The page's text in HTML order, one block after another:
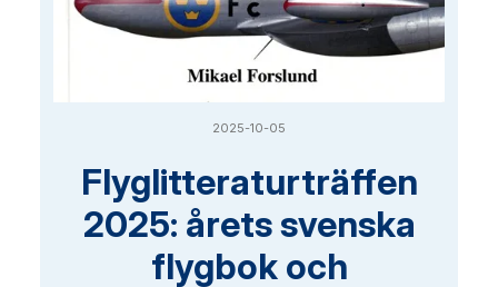
2025-10-05
Flyglitteraturträffen
2025: årets svenska
flygbok och